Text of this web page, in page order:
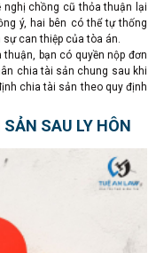
nghị chồng cũ thỏa thuận lại
ý, hai bên có thể tự thống
can thiệp của tòa án.
thuận, bạn có quyền nộp đơn
chia tài sản chung sau khi
chia tài sản theo quy định
SAU LY HÔN